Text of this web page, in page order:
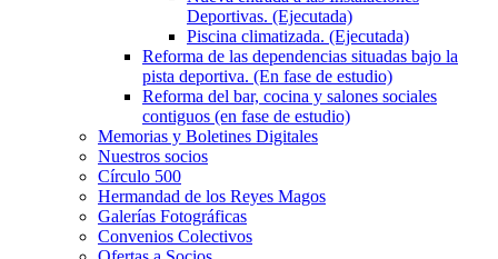
Deportivas. (Ejecutada)
Piscina climatizada. (Ejecutada)
Reforma de las dependencias situadas bajo la
pista deportiva. (En fase de estudio)
Reforma del bar, cocina y salones sociales
contiguos (en fase de estudio)
Memorias y Boletines Digitales
Nuestros socios
Círculo 500
Hermandad de los Reyes Magos
Galerías Fotográficas
Convenios Colectivos